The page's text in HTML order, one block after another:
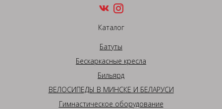
Каталог
Батуты
Бескаркасные кресла
Бильярд
ВЕЛОСИПЕДЫ В МИНСКЕ И БЕЛАРУСИ
Гимнастическое оборудование